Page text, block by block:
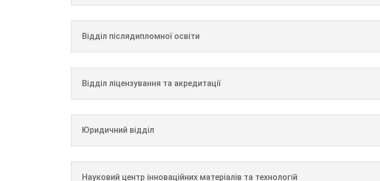
Відділ післядипломної освіти
Відділ ліцензування та акредитації
Юридичний відділ
Науковий центр інноваційних матеріалів та технологій